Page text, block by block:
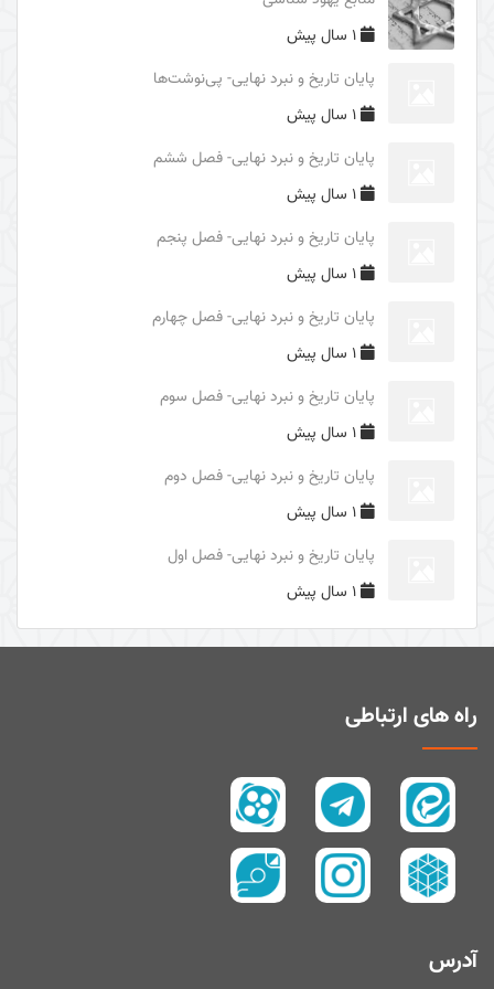
فایدۀ غیبت امام زمان (علیه السلام)
درس‌های اربعین
(علیه السلام)
الگوهای تصمیم گیری در حادثۀ عاشورا
شرح عبارت «الوتر الموتور» در زیارت عاشورا
شرح روایت «حسینٌ مِنّی و أنا مِن حسین»
برکت محرم حسینی
نبوت و امامت
دوری از مرگ جاهلیت
سال1395
سال 1394
زیارت و توسل
پیامبر امّی (صلی الله علیه و آله و سلم)
تفسیر سورۀ کوثر
سال 1397
سال 1395
1 سال پیش
پایان تاریخ و نبرد نهایی- پی‌نوشت‌ها
1 سال پیش
پایان تاریخ و نبرد نهایی- فصل ششم
1 سال پیش
پایان تاریخ و نبرد نهایی- فصل پنجم
1 سال پیش
پایان تاریخ و نبرد نهایی- فصل چهارم
1 سال پیش
پایان تاریخ و نبرد نهایی- فصل سوم
1 سال پیش
پایان تاریخ و نبرد نهایی- فصل دوم
1 سال پیش
پایان تاریخ و نبرد نهایی- فصل اول
1 سال پیش
راه های ارتباطی
آدرس